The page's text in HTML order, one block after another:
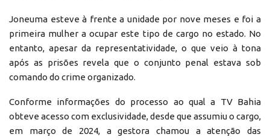
Joneuma esteve à frente a unidade por nove meses e foi a
primeira mulher a ocupar este tipo de cargo no estado. No
entanto, apesar da representatividade, o que veio à tona
após as prisões revela que o conjunto penal estava sob
comando do crime organizado.
Conforme informações do processo ao qual a TV Bahia
obteve acesso com exclusividade, desde que assumiu o cargo,
em março de 2024, a gestora chamou a atenção das